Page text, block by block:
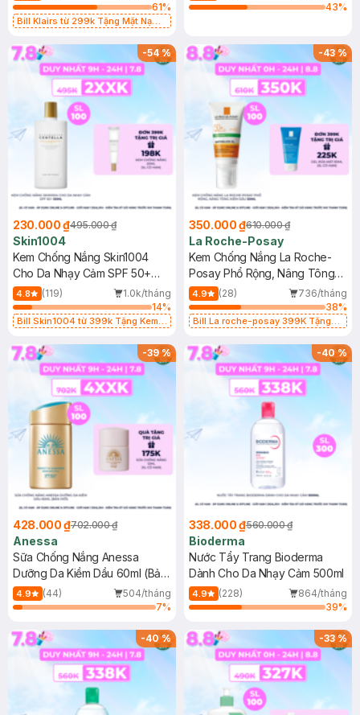
61%
Bill Klairs từ 299k Tặng Mặt Nạ
25ml (SL Có Hạn)
43%
-54%
230.000 ₫495.000 ₫
Skin1004
Kem Chống Nắng Skin1004
Cho Da Nhạy Cảm SPF 50+
50ml
4.8 (119)
1.0k/tháng
14%
Bill Skin1004 từ 399k Tặng Kem
SPF 50+ 20ml (SL Có Hạn)
-43%
350.000 ₫610.000 ₫
La Roche-Posay
Kem Chống Nắng La Roche-
Posay Phổ Rộng, Nâng Tông
Kiềm Dầu 50ml
4.9 (28)
736/tháng
38%
Bill La roche-posay 399K Tặng
(SL có hạn)
-39%
428.000 ₫702.000 ₫
Anessa
Sữa Chống Nắng Anessa
Dưỡng Da Kiềm Dầu 60ml (Bản
Mới)
4.9 (44)
504/tháng
7%
-40%
338.000 ₫560.000 ₫
Bioderma
Nước Tẩy Trang Bioderma
Dành Cho Da Nhạy Cảm 500ml
4.9 (228)
864/tháng
39%
-40% -33%